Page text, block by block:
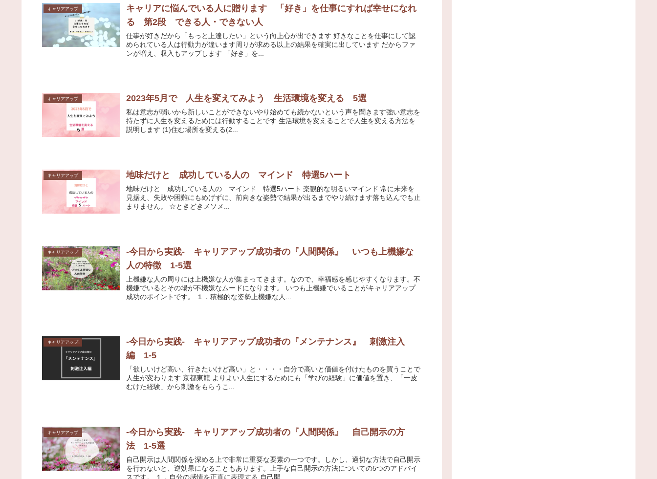
キャリアアップ
キャリアに悩んでいる人に贈ります 「好き」を仕事にすれば幸せになれ
る 第2段 できる人・できない人
仕事が好きだから「もっと上達したい」という向上心が出できます 好きなことを仕事にして認
められている人は行動力が違います周りが求める以上の結果を確実に出しています だからファ
ンが増え、収入もアップします 「好き」を...
キャリアアップ 2023年5月で 人生を変えてみよう 生活環境を変える 5選
私は意志が弱いから新しいことができないやり始めても続かないという声を聞きます強い意志を
持たずに人生を変えるためには行動することです 生活環境を変えることで人生を変える方法を
説明します (1)住む場所を変える(2...
キャリアアップ 地味だけと 成功している人の マインド 特選5ハート
地味だけと 成功している人の マインド 特選5ハート 楽観的な明るいマインド 常に未来を
見据え、失敗や困難にもめげずに、前向きな姿勢で結果が出るまでやり続けます落ち込んでも止
まりません。 ☆ときどきメソメ...
キャリアアップ
-今日から実践- キャリアアップ成功者の『人間関係』 いつも上機嫌な
人の特徴 1-5選
上機嫌な人の周りには上機嫌な人が集まってきます。なので、幸福感を感じやすくなります。不
機嫌でいるとその場が不機嫌なムードになります。 いつも上機嫌でいることがキャリアアップ
成功のポイントです。 １．積極的な姿勢上機嫌な人...
キャリアアップ
-今日から実践- キャリアアップ成功者の『メンテナンス』 刺激注入
編 1-5
「欲しいけど高い、行きたいけど高い」と・・・・自分で高いと価値を付けたものを買うことで
人生が変わります 京都東龍 よりよい人生にするためにも「学びの経験」に価値を置き、「一皮
むけた経験」から刺激をもらうこ...
キャリアアップ
-今日から実践- キャリアアップ成功者の『人間関係』 自己開示の方
法 1-5選
自己開示は人間関係を深める上で非常に重要な要素の一つです。しかし、適切な方法で自己開示
を行わないと、逆効果になることもあります。上手な自己開示の方法についての5つのアドバイ
スです。 １．自分の感情を正直に表現する 自己開...